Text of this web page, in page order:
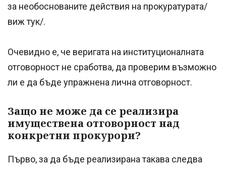
за необоснованите действия на прокуратурата/
виж тук/.
Очевидно е, че веригата на институционалната
отговорност не сработва, да проверим възможно
ли е да бъде упражнена лична отговорност.
Защо не може да се реализира
имуществена отговорност над
конкретни прокурори?
Първо, за да бъде реализирана такава следва